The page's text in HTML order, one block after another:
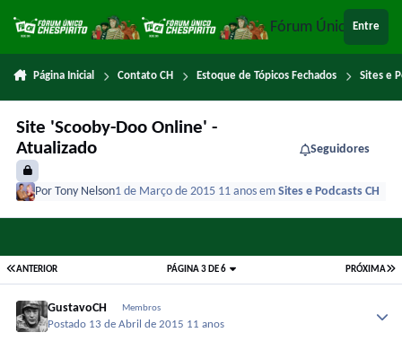
Fórum ÚnicoEntre
Página Inicial Contato CH Estoque de Tópicos Fechados Sites e
Site 'Scooby-Doo Online' -
Atualizado
Seguidores
PorTony Nelson1 de Março de 2015 11 anosemSites e Podcasts CH
ANTERIOR PRÓXIMA
PÁGINA 3 DE 6
GustavoCH Membros
Postado 13 de Abril de 2015 11 anos